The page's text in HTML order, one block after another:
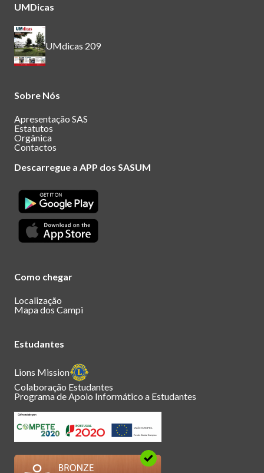
UMDicas
UMdicas 209
Sobre Nós
Apresentação SAS
Estatutos
Orgânica
Contactos
Descarregue a APP dos SASUM
Como chegar
Localização
Mapa dos Campi
Estudantes
Lions Mission
Colaboração Estudantes
Programa de Apoio Informático a Estudantes